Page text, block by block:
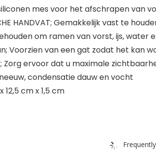
siliconen mes voor het afschrapen
HANDVAT; Gemakkelijk vast te
om ramen van vorst, ijs, water
Voorzien van een gat zodat het kan
Zorg ervoor dat u maximale
condensatie dauw en vocht
12,5 cm x 1,5 cm